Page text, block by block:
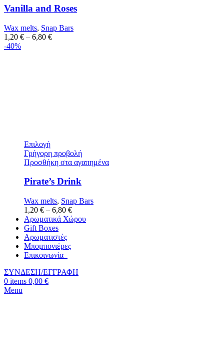
Επιλογή
Γρήγορη προβολή
Προσθήκη στα αγαπημένα
Pirate’s Drink
Wax melts, Snap Bars
1,20 € – 6,80 €
Αρωματικά Χώρου
Gift Boxes
Αρωματιστές
Μπομπονιέρες
Επικοινωνία
ΣΥΝΔΕΣΗ/ΕΓΓΡΑΦΗ
0 items 0,00 €
Menu
Vanilla and Roses
Wax melts, Snap Bars
1,20 € – 6,80 €
-40%